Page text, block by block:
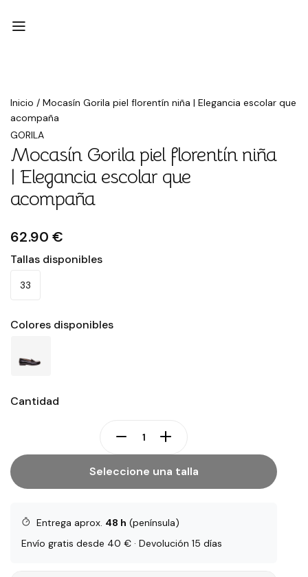
Inicio / Mocasín Gorila piel florentín niña | Elegancia escolar que
acompaña
GORILA
Mocasín Gorila piel florentín niña
| Elegancia escolar que
acompaña
62.90 €
Tallas disponibles
33
Colores disponibles
Cantidad
Seleccione una talla
Entrega aprox. 48 h (península)
Envío gratis desde 40 € · Devolución 15 días